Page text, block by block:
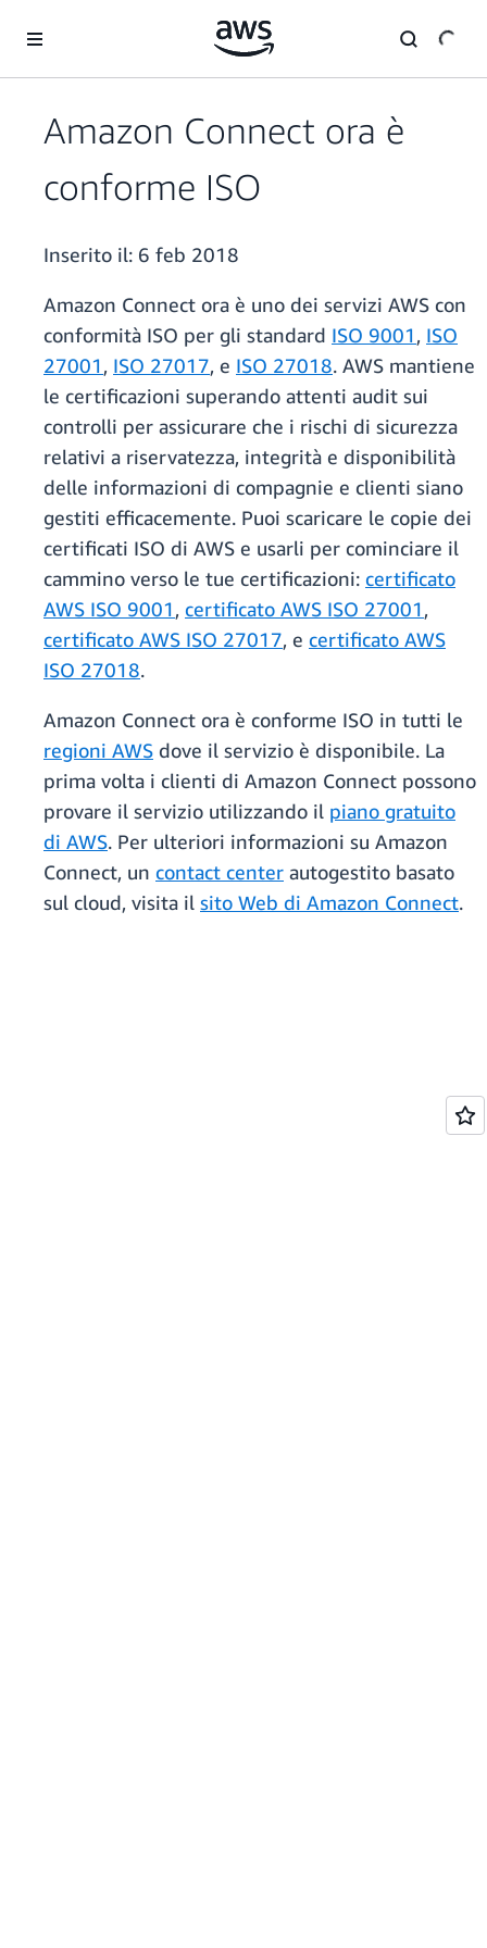
Amazon Connect ora è
conforme ISO
Inserito il: 6 feb 2018
Amazon Connect ora è uno dei servizi AWS con
conformità ISO per gli standard ISO 9001, ISO
27001, ISO 27017, e ISO 27018. AWS mantiene
le certificazioni superando attenti audit sui
controlli per assicurare che i rischi di sicurezza
relativi a riservatezza, integrità e disponibilità
delle informazioni di compagnie e clienti siano
gestiti efficacemente. Puoi scaricare le copie dei
certificati ISO di AWS e usarli per cominciare il
cammino verso le tue certificazioni: certificato
AWS ISO 9001, certificato AWS ISO 27001,
certificato AWS ISO 27017, e certificato AWS
ISO 27018.
Amazon Connect ora è conforme ISO in tutti le
regioni AWS dove il servizio è disponibile. La
prima volta i clienti di Amazon Connect possono
provare il servizio utilizzando il piano gratuito
di AWS. Per ulteriori informazioni su Amazon
Connect, un contact center autogestito basato
sul cloud, visita il sito Web di Amazon Connect.